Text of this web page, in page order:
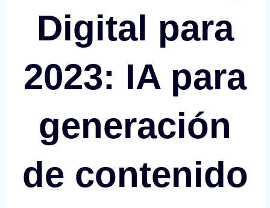
Digital para
2023: IA para
generación
de contenido